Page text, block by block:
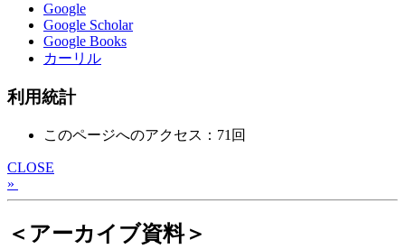
Google
Google Scholar
Google Books
カーリル
利用統計
このページへのアクセス：71回
CLOSE
»
＜アーカイブ資料＞